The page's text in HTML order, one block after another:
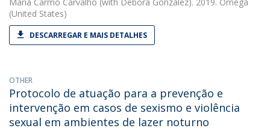
(United States)
DESCARREGAR E MAIS DETALHES
OTHER
Protocolo de atuação para a prevenção e
intervenção em casos de sexismo e violência
sexual em ambientes de lazer noturno